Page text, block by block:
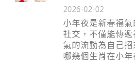
2026-02-02
小年夜是新春福
社交，不僅能傳
氣的流動為自己
哪幾個生肖在小